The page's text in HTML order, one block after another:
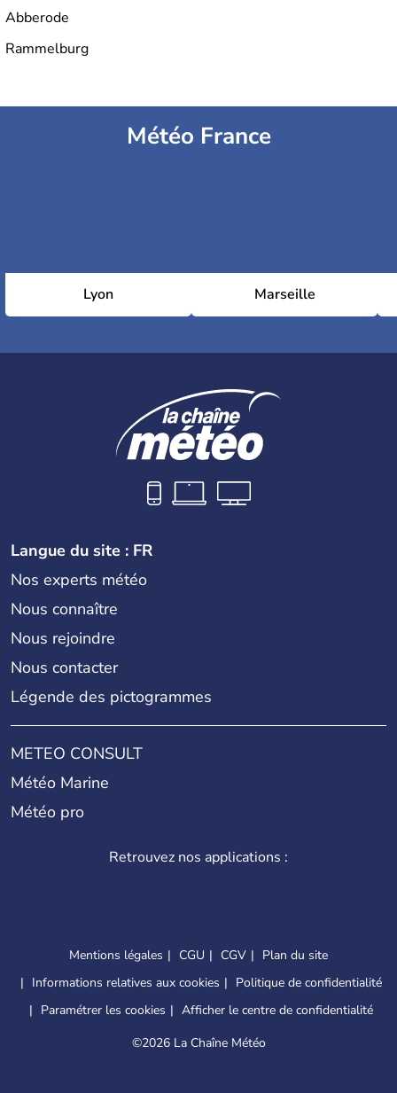
Abberode
Rammelburg
Météo France
Lyon Marseille
Langue du site : FR
Nos experts météo
Nous connaître
Nous rejoindre
Nous contacter
Légende des pictogrammes
METEO CONSULT
Météo Marine
Météo pro
Retrouvez nos applications :
Mentions légales CGU CGV
Plan du site
Informations relatives aux cookies
Politique de confidentialité
Paramétrer les cookies
Afficher le centre de confidentialité
©2026 La Chaîne Météo